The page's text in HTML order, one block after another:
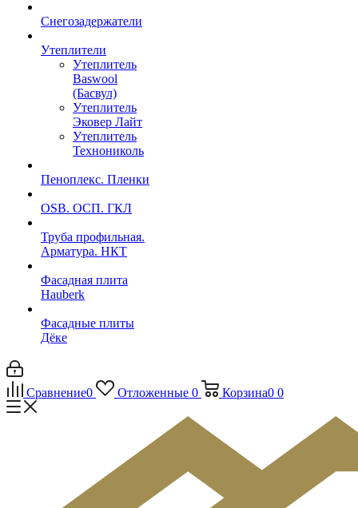
Снегозадержатели
Утеплители
Утеплитель
Baswool
(Басвул)
Утеплитель
Эковер Лайт
Утеплитель
Технониколь
Пеноплекс. Пленки
OSB. ОСП. ГКЛ
Труба профильная.
Арматура. НКТ
Фасадная плита
Hauberk
Фасадные плиты
Дёке
Сравнение0 Отложенные 0 Корзина0 0